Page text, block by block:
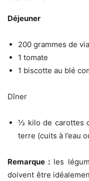
Déjeuner
200 grammes de
1 tomate
1 biscotte au blé
Dîner
½ kilo de carottes
terre (cuits à l’eau
Remarque : les
doivent être